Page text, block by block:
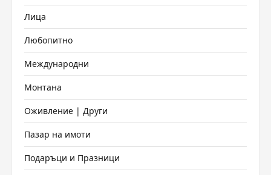
Лица
Любопитно
Международни
Монтана
Оживление | Други
Пазар на имоти
Подаръци и Празници